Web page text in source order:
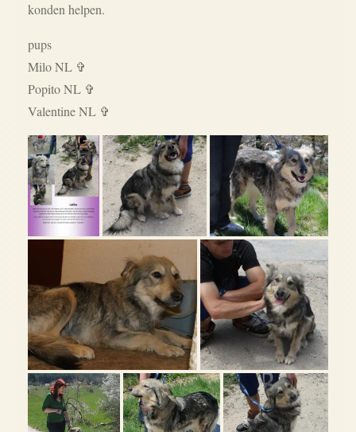
konden helpen.
pups
Milo NL ✞
Popito NL ✞
Valentine NL ✞